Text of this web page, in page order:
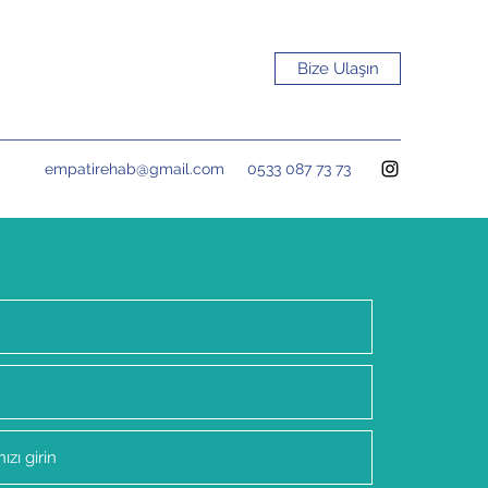
Bize Ulaşın
empatirehab@gmail.com 0533 087 73 73